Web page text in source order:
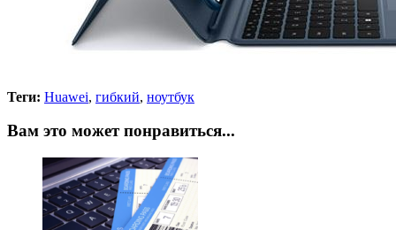
Теги: Huawei, гибкий, ноутбук
Вам это может понравиться...